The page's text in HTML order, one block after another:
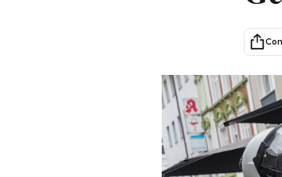
Altrecose
Mondiali calcio